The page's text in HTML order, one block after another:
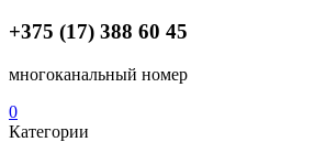
+375 (17) 388 60 45
многоканальный номер
0
Категории